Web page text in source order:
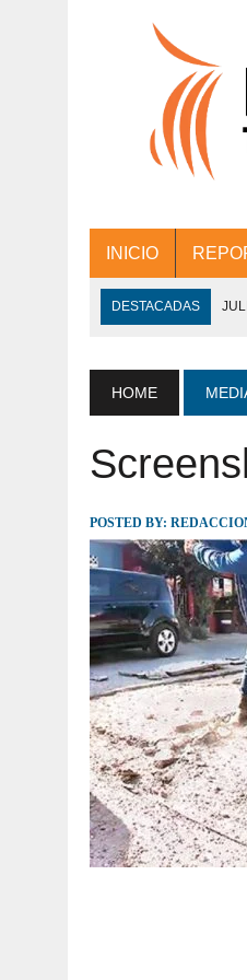
INICIO
DESTACADAS
JULIO 30, 2026 |
JULIO 30, 2026
JULIO 30, 2026 |
HOME
POSTED BY: